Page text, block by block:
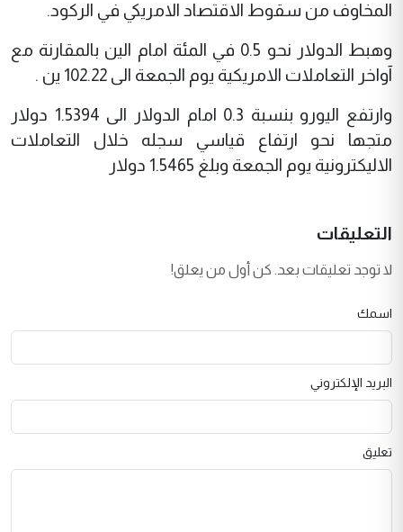
المخاوف من سقوط الاقتصاد الامريكي في الركود.
وهبط الدولار نحو 0.5 في المئة امام الين بالمقارنة مع
آواخر التعاملات الامريكية يوم الجمعة الى 102.22 ين .
وارتفع اليورو بنسبة 0.3 امام الدولار الى 1.5394 دولار
متجها نحو ارتفاع قياسي سجله خلال التعاملات
الاليكترونية يوم الجمعة وبلغ 1.5465 دولار
التعليقات
لا توجد تعليقات بعد. كن أول من يعلق!
اسمك
البريد الإلكتروني
تعليق